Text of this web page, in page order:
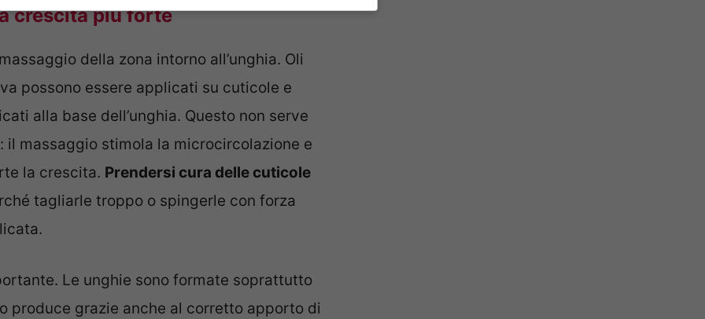
crescita più forte
della zona intorno all’unghia. Oli
possono essere applicati su cuticole e
alla base dell’unghia. Questo non serve
massaggio stimola la microcircolazione e
la crescita. Prendersi cura delle cuticole
tagliarle troppo o spingerle con forza
Le unghie sono formate soprattutto
produce grazie anche al corretto apporto di